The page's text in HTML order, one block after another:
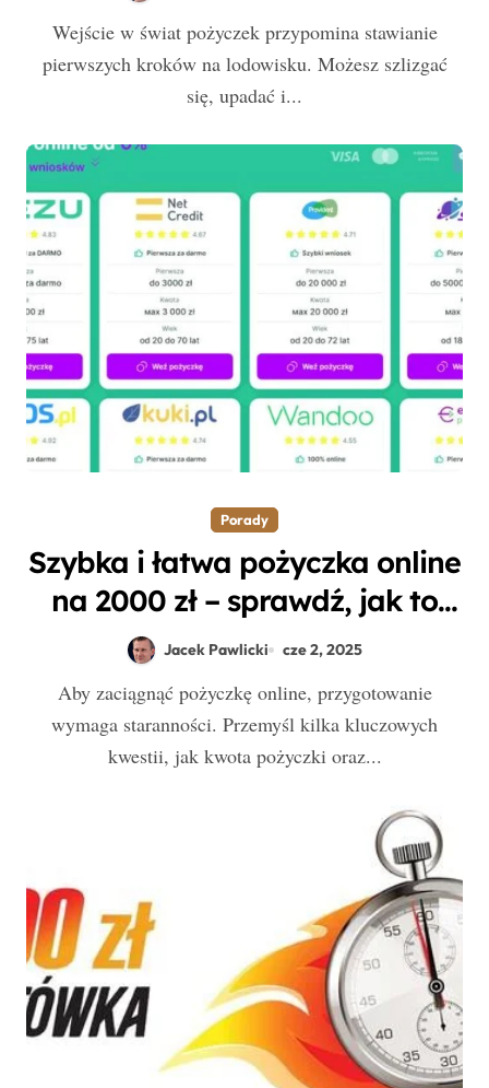
Wejście w świat pożyczek przypomina stawianie
pierwszych kroków na lodowisku. Możesz szlizgać
się, upadać i...
Porady
Szybka i łatwa pożyczka online
na 2000 zł – sprawdź, jak to
zrobić!
Jacek Pawlicki cze 2, 2025
Aby zaciągnąć pożyczkę online, przygotowanie
wymaga staranności. Przemyśl kilka kluczowych
kwestii, jak kwota pożyczki oraz...